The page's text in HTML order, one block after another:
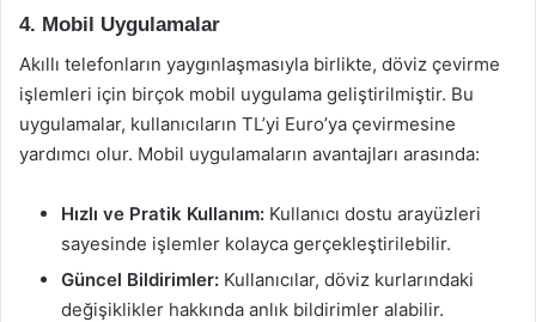
4. Mobil Uygulamalar
Akıllı telefonların yaygınlaşmasıyla birlikte, döviz çevirme
işlemleri için birçok mobil uygulama geliştirilmiştir. Bu
uygulamalar, kullanıcıların TL’yi Euro’ya çevirmesine
yardımcı olur. Mobil uygulamaların avantajları arasında:
Hızlı ve Pratik Kullanım: Kullanıcı dostu arayüzleri
sayesinde işlemler kolayca gerçekleştirilebilir.
Güncel Bildirimler: Kullanıcılar, döviz kurlarındaki
değişiklikler hakkında anlık bildirimler alabilir.